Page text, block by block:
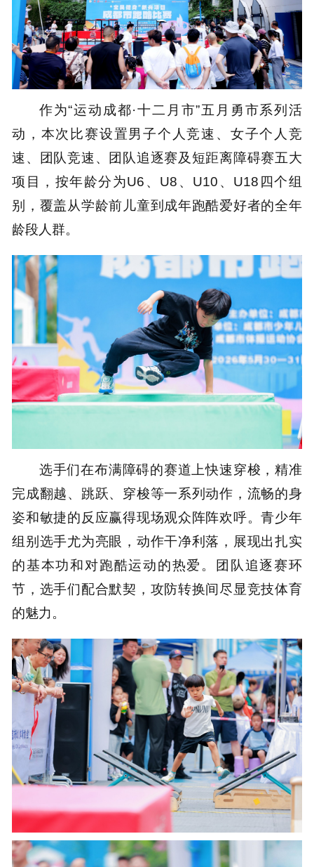
作为“运动成都·十二月市”五月勇市系列活
动，本次比赛设置男子个人竞速、女子个人竞
速、团队竞速、团队追逐赛及短距离障碍赛五大
项目，按年龄分为U6、U8、U10、U18四个组
别，覆盖从学龄前儿童到成年跑酷爱好者的全年
龄段人群。
选手们在布满障碍的赛道上快速穿梭，精准
完成翻越、跳跃、穿梭等一系列动作，流畅的身
姿和敏捷的反应赢得现场观众阵阵欢呼。青少年
组别选手尤为亮眼，动作干净利落，展现出扎实
的基本功和对跑酷运动的热爱。团队追逐赛环
节，选手们配合默契，攻防转换间尽显竞技体育
的魅力。